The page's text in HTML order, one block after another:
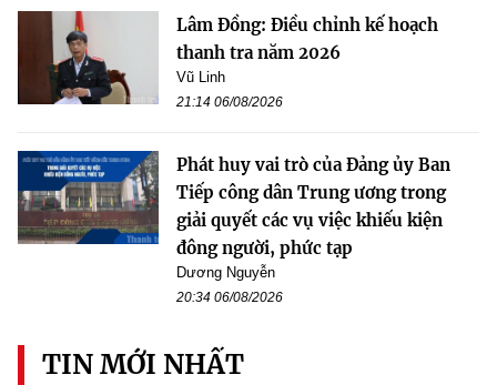
Lâm Đồng: Điều chỉnh kế hoạch
thanh tra năm 2026
Vũ Linh
21:14 06/08/2026
Phát huy vai trò của Đảng ủy Ban
Tiếp công dân Trung ương trong
giải quyết các vụ việc khiếu kiện
đông người, phức tạp
Dương Nguyễn
20:34 06/08/2026
TIN MỚI NHẤT